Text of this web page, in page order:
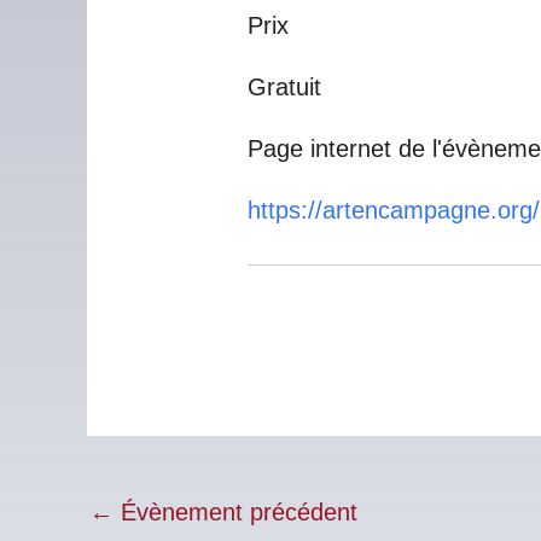
Prix
Gratuit
Page internet de
https://artencampagne.org/
← Évènement précédent